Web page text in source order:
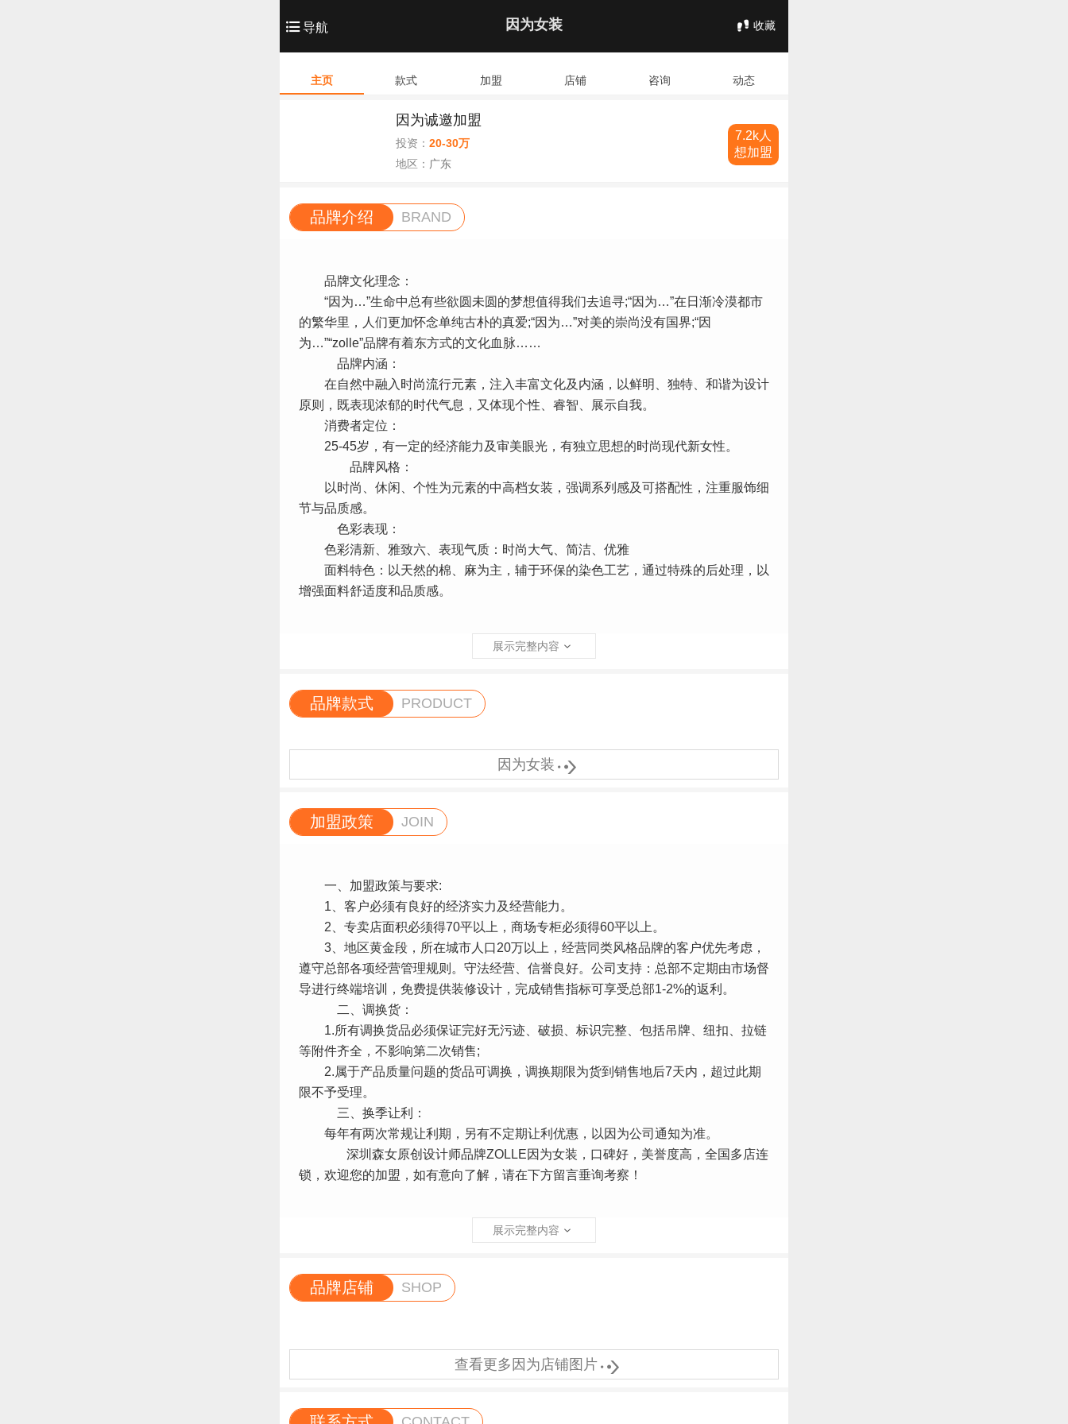
导航 因为女装 收藏
主页 款式 加盟 店铺 咨询 动态
因为诚邀加盟
投资： 20-30万
地区： 广东
7.2k人
想加盟
品牌介绍 BRAND
品牌文化理念：
“因为…”生命中总有些欲圆未圆的梦想值得我们去追寻;“因为…”在日渐冷漠都市
的繁华里，人们更加怀念单纯古朴的真爱;“因为…”对美的崇尚没有国界;“因
为…”“zolle”品牌有着东方式的文化血脉……
品牌内涵：
在自然中融入时尚流行元素，注入丰富文化及内涵，以鲜明、独特、和谐为设计
原则，既表现浓郁的时代气息，又体现个性、睿智、展示自我。
消费者定位：
25-45岁，有一定的经济能力及审美眼光，有独立思想的时尚现代新女性。
品牌风格：
以时尚、休闲、个性为元素的中高档女装，强调系列感及可搭配性，注重服饰细
节与品质感。
色彩表现：
色彩清新、雅致六、表现气质：时尚大气、简洁、优雅
面料特色：以天然的棉、麻为主，辅于环保的染色工艺，通过特殊的后处理，以
增强面料舒适度和品质感。
展示完整内容
品牌款式 PRODUCT
因为女装
加盟政策 JOIN
一、加盟政策与要求:
1、客户必须有良好的经济实力及经营能力。
2、专卖店面积必须得70平以上，商场专柜必须得60平以上。
3、地区黄金段，所在城市人口20万以上，经营同类风格品牌的客户优先考虑，
遵守总部各项经营管理规则。守法经营、信誉良好。公司支持：总部不定期由市场督
导进行终端培训，免费提供装修设计，完成销售指标可享受总部1-2%的返利。
二、调换货：
1.所有调换货品必须保证完好无污迹、破损、标识完整、包括吊牌、纽扣、拉链
等附件齐全，不影响第二次销售;
2.属于产品质量问题的货品可调换，调换期限为货到销售地后7天内，超过此期
限不予受理。
三、换季让利：
每年有两次常规让利期，另有不定期让利优惠，以因为公司通知为准。
深圳森女原创设计师品牌ZOLLE因为女装，口碑好，美誉度高，全国多店连
锁，欢迎您的加盟，如有意向了解，请在下方留言垂询考察！
展示完整内容
品牌店铺 SHOP
查看更多因为店铺图片